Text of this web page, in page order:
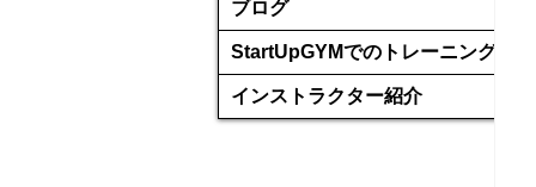
ブログ
StartUpGYMでのトレーニング
インストラクター紹介